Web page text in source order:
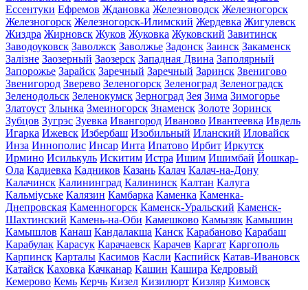
Ессентуки Ефремов Ждановка Железноводск Железногорск
Железногорск Железногорск-Илимский Жердевка Жигулевск
Жиздра Жирновск Жуков Жуковка Жуковский Завитинск
Заводоуковск Заволжск Заволжье Задонск Заинск Закаменск
Залізне Заозерный Заозерск Западная Двина Заполярный
Запорожье Зарайск Заречный Заречный Заринск Звенигово
Звенигород Зверево Зеленогорск Зеленоград Зеленоградск
Зеленодольск Зеленокумск Зерноград Зея Зима Зимогорье
Златоуст Злынка Змеиногорск Знаменск Золоте Зоринск
Зубцов Зугрэс Зуевка Ивангород Иваново Ивантеевка Ивдель
Игарка Ижевск Избербаш Изобильный Иланский Иловайск
Инза Иннополис Инсар Инта Ипатово Ирбит Иркутск
Ирмино Исилькуль Искитим Истра Ишим Ишимбай Йошкар-
Ола Кадиевка Кадников Казань Калач Калач-на-Дону
Калачинск Калининград Калининск Калтан Калуга
Кальміуське Калязин Камбарка Каменка Каменка-
Днепровская Каменногорск Каменск-Уральский Каменск-
Шахтинский Камень-на-Оби Камешково Камызяк Камышин
Камышлов Канаш Кандалакша Канск Карабаново Карабаш
Карабулак Карасук Карачаевск Карачев Каргат Каргополь
Карпинск Карталы Касимов Касли Каспийск Катав-Ивановск
Катайск Каховка Качканар Кашин Кашира Кедровый
Кемерово Кемь Керчь Кизел Кизилюрт Кизляр Кимовск